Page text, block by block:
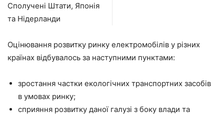
Сполучені Штати, Японія
та Нідерланди
Оцінювання розвитку ринку електромобілів у різних
країнах відбувалось за наступними пунктами:
зростання частки екологічних транспортних засобів
в умовах ринку;
сприяння розвитку даної галузі з боку влади та